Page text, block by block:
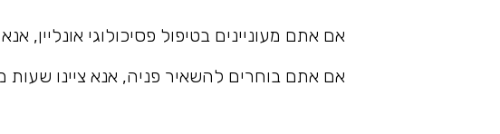
אם אתם מעוניינים בטיפול פסיכולוגי אונליין,
אם אתם בוחרים להשאיר פניה, אנא ציינו שעות